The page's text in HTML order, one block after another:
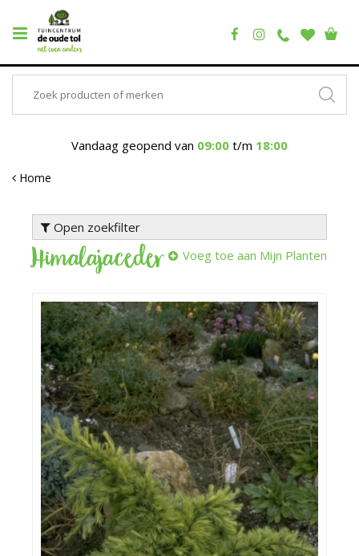
Vandaag geopend van 09:00 t/m 18:00
Home
Open zoekfilter
Himalajaceder Voeg toe aan Mijn Planten